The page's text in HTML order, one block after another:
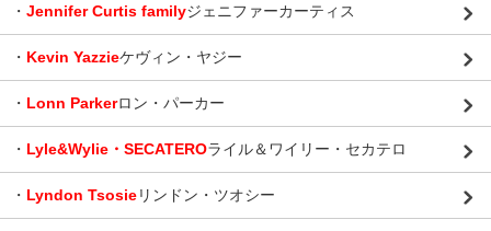
・ Jennifer Curtis familyジェニファーカーティス
・ Kevin Yazzieケヴィン・ヤジー
・ Lonn Parkerロン・パーカー
・ Lyle&Wylie・SECATEROライル＆ワイリー・セカテロ
・ Lyndon Tsosieリンドン・ツオシー